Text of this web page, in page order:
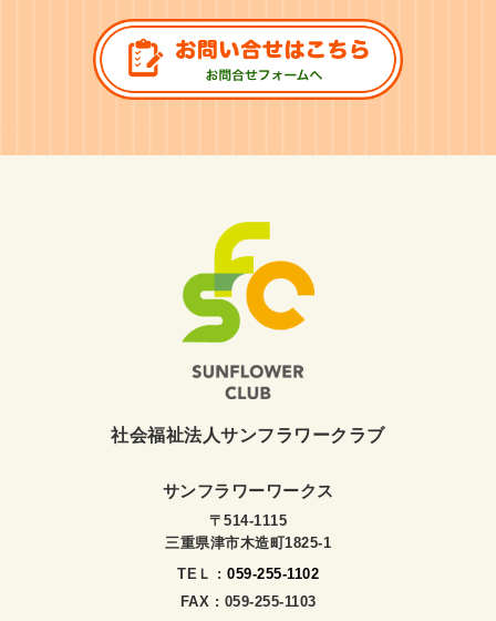
社会福祉法人サンフラワークラブ
サンフラワーワークス
〒514-1115
三重県津市木造町1825-1
TEＬ : 059-255-1102
FAX : 059-255-1103